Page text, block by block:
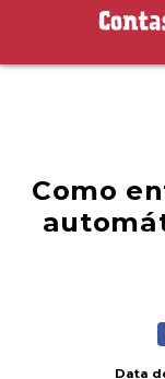
Contas Connosco
Como
Data